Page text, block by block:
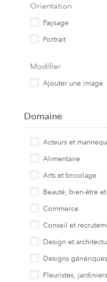
Orientation
Paysage
Portrait
Modifier
Ajouter une image
Domaine
Acteurs et
Alimentaire
Arts et bricolage
Beauté, bien-être et
Commerce
Conseil et
Design et
Designs génériques
Fleuristes,